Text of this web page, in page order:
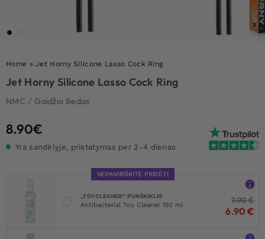
Home »Jet Horny Silicone Lasso Cock Ring
Jet Horny Silicone Lasso Cock Ring
NMC / Gaidžio žiedas
8.90€
Yra sandėlyje, pristatymas per 2-4 dienas
NEPAMIRŠKITE PRIDĖTI
„TOYCLEANER“ PURŠKIKLIS
Antibacterial Toy Cleaner 150 ml
9.90€
6.90 €